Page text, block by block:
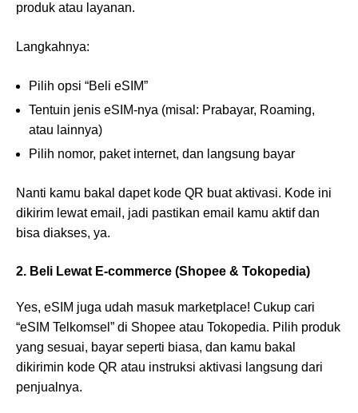
produk atau layanan.
Langkahnya:
Pilih opsi “Beli eSIM”
Tentuin jenis eSIM-nya (misal: Prabayar, Roaming,
atau lainnya)
Pilih nomor, paket internet, dan langsung bayar
Nanti kamu bakal dapet kode QR buat aktivasi. Kode ini
dikirim lewat email, jadi pastikan email kamu aktif dan
bisa diakses, ya.
2. Beli Lewat E-commerce (Shopee & Tokopedia)
Yes, eSIM juga udah masuk marketplace! Cukup cari
“eSIM Telkomsel” di Shopee atau Tokopedia. Pilih produk
yang sesuai, bayar seperti biasa, dan kamu bakal
dikirimin kode QR atau instruksi aktivasi langsung dari
penjualnya.